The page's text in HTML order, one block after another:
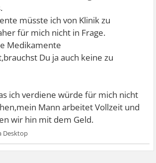
müsste ich von Klinik zu
für mich nicht in Frage.
Medikamente
Du ja auch keine zu
ich verdiene würde für mich nicht
Mann arbeitet Vollzeit und
wir hin mit dem Geld.